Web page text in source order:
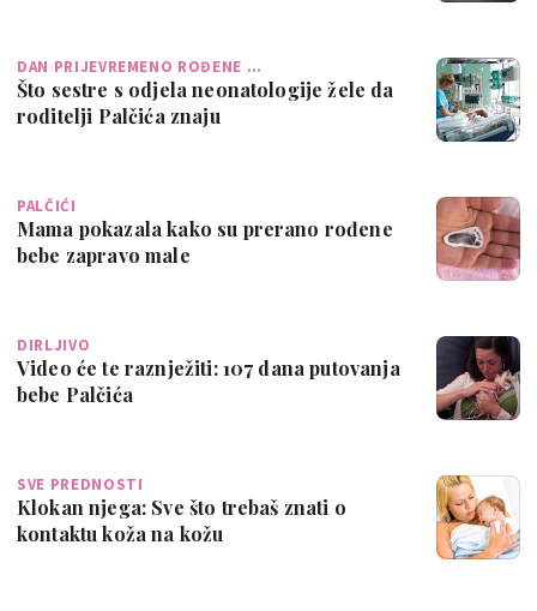
DAN PRIJEVREMENO ROĐENE …
Što sestre s odjela neonatologije žele da
roditelji Palčića znaju
PALČIĆI
Mama pokazala kako su prerano rođene
bebe zapravo male
DIRLJIVO
Video će te raznježiti: 107 dana putovanja
bebe Palčića
SVE PREDNOSTI
Klokan njega: Sve što trebaš znati o
kontaktu koža na kožu